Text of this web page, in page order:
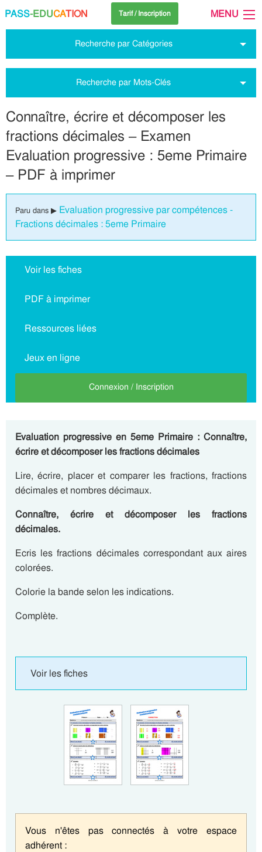
PASS-EDUCATION Tarif / Inscription MENU
Recherche par Catégories
Recherche par Mots-Clés
Connaître, écrire et décomposer les
fractions décimales – Examen
Evaluation progressive : 5eme Primaire
– PDF à imprimer
Paru dans ▶ Evaluation progressive par compétences -
Fractions décimales : 5eme Primaire
Voir les fiches
PDF à imprimer
Ressources liées
Jeux en ligne
Connexion / Inscription
Evaluation progressive en 5eme Primaire : Connaître,
écrire et décomposer les fractions décimales
Lire, écrire, placer et comparer les fractions, fractions
décimales et nombres décimaux.
Connaître, écrire et décomposer les fractions
décimales.
Ecris les fractions décimales correspondant aux aires
colorées.
Colorie la bande selon les indications.
Complète.
Voir les fiches
Vous n'êtes pas connectés à votre espace
adhérent :